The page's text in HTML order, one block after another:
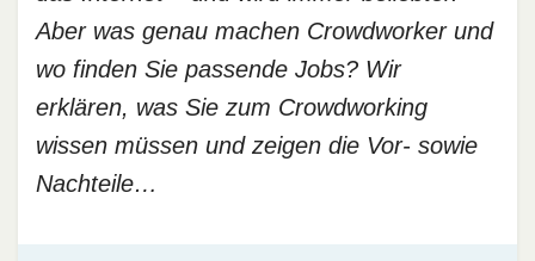
Aber was genau machen Crowdworker und
wo finden Sie passende Jobs? Wir
erklären, was Sie zum Crowdworking
wissen müssen und zeigen die Vor- sowie
Nachteile…